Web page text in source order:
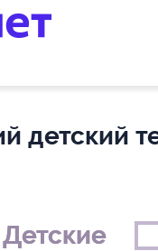
детский
Детские
Детские